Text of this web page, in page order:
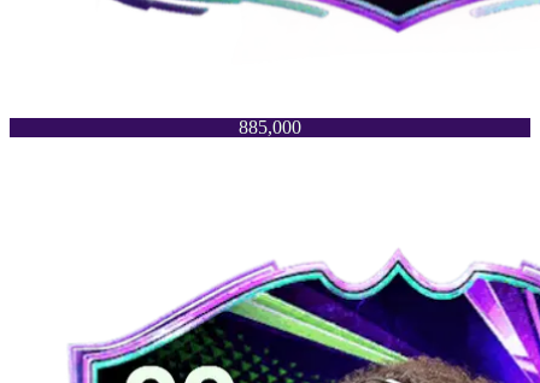
885,000